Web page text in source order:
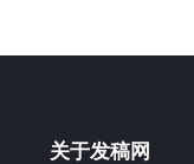
关于发稿网